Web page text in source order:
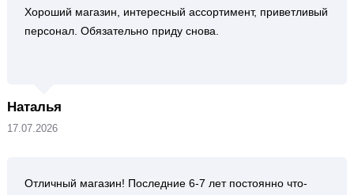
Хороший магазин, интересный ассортимент, приветливый
персонал. Обязательно приду снова.
Наталья
17.07.2026
Отличный магазин! Последние 6-7 лет постоянно что-